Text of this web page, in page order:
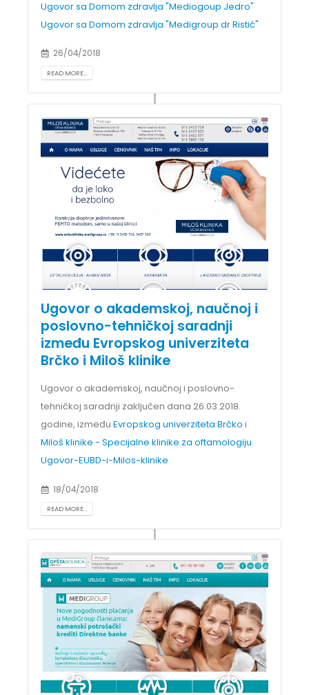
Ugovor sa Domom zdravlja "Mediogoup Jedro"
Ugovor sa Domom zdravlja "Medigroup dr Ristić"
26/04/2018
READ MORE...
Ugovor o akademskoj, naučnoj i
poslovno-tehničkoj saradnji
između Evropskog univerziteta
Brčko i Miloš klinike
Ugovor o akademskoj, naučnoj i poslovno-
tehničkoj saradnji zaključen dana 26.03.2018.
godine, izmeđuEvropskog univerziteta Brčko i
Miloš klinike - Specijalne klinike za oftamologiju.
Ugovor-EUBD-i-Milos-klinike
18/04/2018
READ MORE...